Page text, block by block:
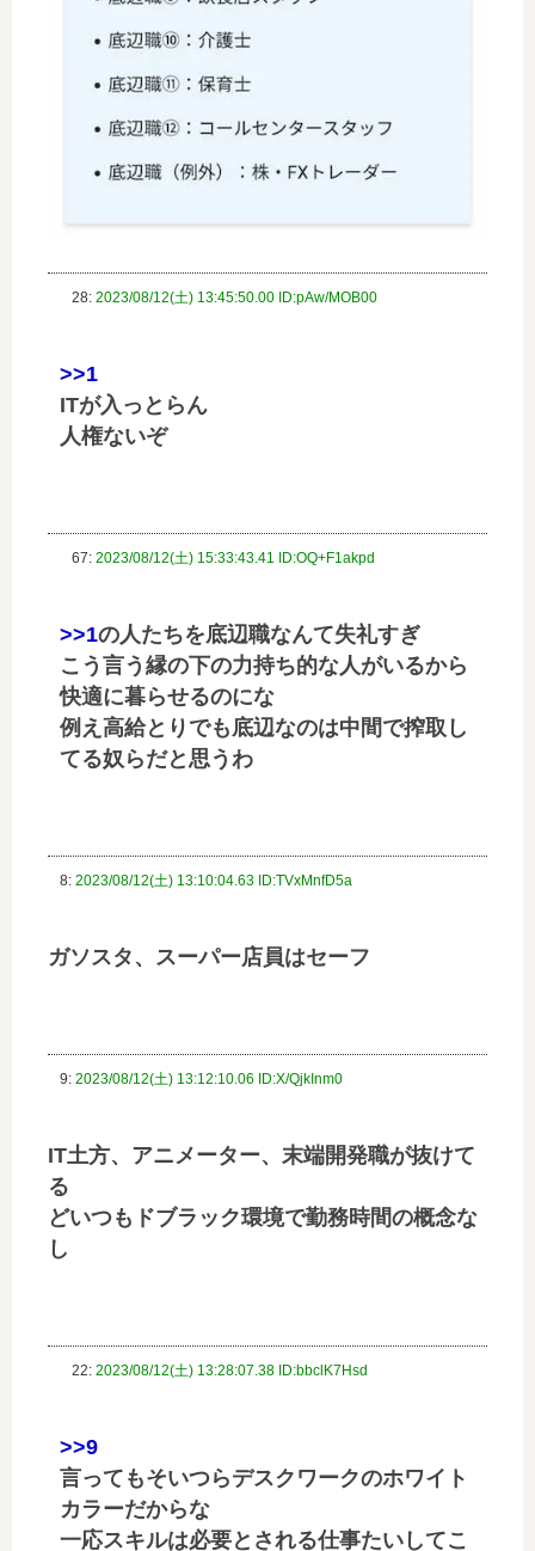
28: 2023/08/12(土) 13:45:50.00 ID:pAw/MOB00
>>1
ITが入っとらん
人権ないぞ
67: 2023/08/12(土) 15:33:43.41 ID:OQ+F1akpd
>>1の人たちを底辺職なんて失礼すぎ
こう言う縁の下の力持ち的な人がいるから
快適に暮らせるのにな
例え高給とりでも底辺なのは中間で搾取し
てる奴らだと思うわ
8: 2023/08/12(土) 13:10:04.63 ID:TVxMnfD5a
ガソスタ、スーパー店員はセーフ
9: 2023/08/12(土) 13:12:10.06 ID:X/QjkInm0
IT土方、アニメーター、末端開発職が抜けて
る
どいつもドブラック環境で勤務時間の概念な
し
22: 2023/08/12(土) 13:28:07.38 ID:bbclK7Hsd
>>9
言ってもそいつらデスクワークのホワイト
カラーだからな
一応スキルは必要とされる仕事たいしてこ